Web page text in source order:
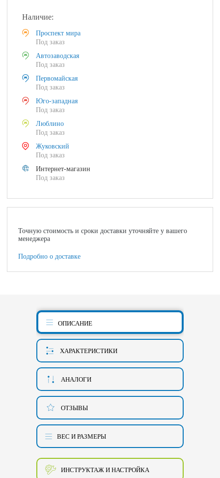
Наличие:
Проспект мира
Под заказ
Автозаводская
Под заказ
Первомайская
Под заказ
Юго-западная
Под заказ
Люблино
Под заказ
Жуковский
Под заказ
Интернет-магазин
Под заказ
Точную стоимость и сроки доставки уточняйте у вашего
менеджера
Подробно о доставке
ОПИСАНИЕ
ХАРАКТЕРИСТИКИ
АНАЛОГИ
ОТЗЫВЫ
ВЕС И РАЗМЕРЫ
ИНСТРУКТАЖ И НАСТРОЙКА